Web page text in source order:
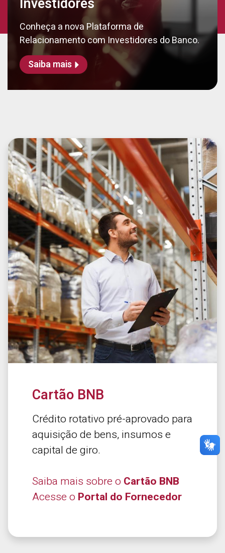
Conheça a nova Plataforma de
Relacionamento com Investidores do Banco.
Saiba mais
Cartão BNB
Crédito rotativo pré-aprovado para
aquisição de bens, insumos e
capital de giro.
Saiba mais sobre o Cartão BNB
Acesse o Portal do Fornecedor